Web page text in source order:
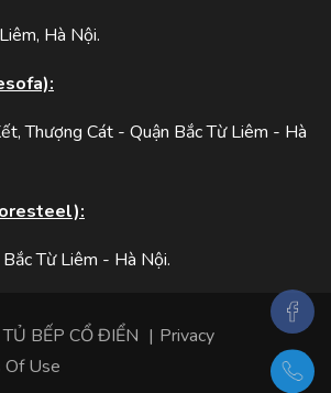
Hà Nội.
Thượng Cát - Quận Bắc Từ Liêm - Hà
Từ Liêm - Hà Nội.
TỦ BẾP CỔ ĐIỂN | Privacy
Of Use